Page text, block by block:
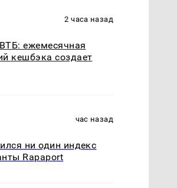
2 часа назад
ежемесячная
кешбэка создает
час назад
ни один индекс
Rapaport